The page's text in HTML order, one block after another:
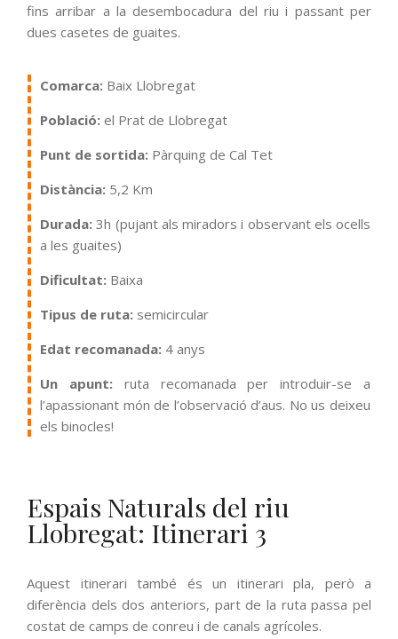
fins arribar a la desembocadura del riu i passant per
dues casetes de guaites.
Comarca: Baix Llobregat
Població: el Prat de Llobregat
Punt de sortida: Pàrquing de Cal Tet
Distància: 5,2 Km
Durada: 3h (pujant als miradors i observant els ocells
a les guaites)
Dificultat: Baixa
Tipus de ruta: semicircular
Edat recomanada: 4 anys
Un apunt:ruta recomanada per introduir-se a
l’apassionant món de l’observació d’aus. No us deixeu
els binocles!
Espais Naturals del riu
Llobregat: Itinerari 3
Aquest itinerari també és un itinerari pla, però a
diferència dels dos anteriors, part de la ruta passa pel
costat de camps de conreu i de canals agrícoles.